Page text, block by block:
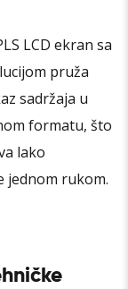
LCD ekran sa
pruža
sadržaja u
formatu, što
lako
jednom rukom.